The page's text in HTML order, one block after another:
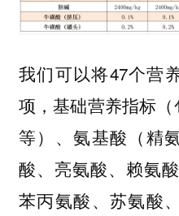
我们可以将47个营
项，基础营养指标
等）、氨基酸 （精
酸、亮氨酸、赖氨
苯丙氨酸、苏氨酸